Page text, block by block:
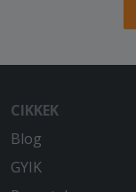
CIKKEK
Blog
GYIK